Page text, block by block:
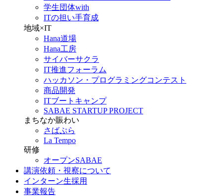
学生団体with
ITの担い手育成
地域×IT
Hana道場
Hana工房
サイバーサクラ
IT推進フォーラム
ハッカソン・プログラミングコンテスト
商品開発
ITブートキャンプ
SABAE STARTUP PROJECT
まちなか賑わい
さばぷら
La Tempo
研修
オープンSABAE
講演依頼・視察について
インターン生採用
事業報告